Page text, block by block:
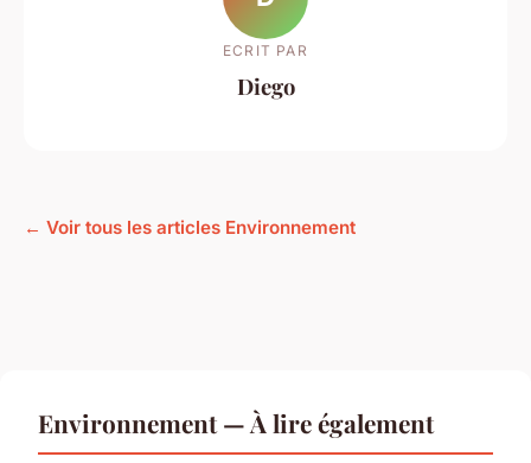
ECRIT PAR
Diego
← Voir tous les articles Environnement
Environnement — À lire également